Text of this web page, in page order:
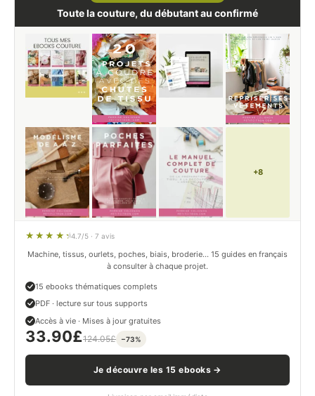
Toute la couture, du débutant au confirmé
+8
4.7/5 · 7 avis
Machine, tissus, ourlets, poches, biais, broderie… 15 guides en français
à consulter à chaque projet.
15 ebooks thématiques complets
PDF · lecture sur tous supports
Accès à vie · Mises à jour gratuites
33.90£124.05£ −73%
Je découvre les 15 ebooks →